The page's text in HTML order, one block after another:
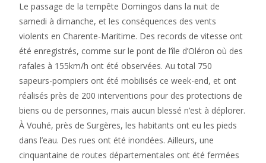
Le passage de la tempête Domingos dans la nuit de
samedi à dimanche, et les conséquences des vents
violents en Charente-Maritime. Des records de vitesse ont
été enregistrés, comme sur le pont de l’île d’Oléron où des
rafales à 155km/h ont été observées. Au total 750
sapeurs-pompiers ont été mobilisés ce week-end, et ont
réalisés près de 200 interventions pour des protections de
biens ou de personnes, mais aucun blessé n’est à déplorer.
À Vouhé, près de Surgères, les habitants ont eu les pieds
dans l’eau. Des rues ont été inondées. Ailleurs, une
cinquantaine de routes départementales ont été fermées